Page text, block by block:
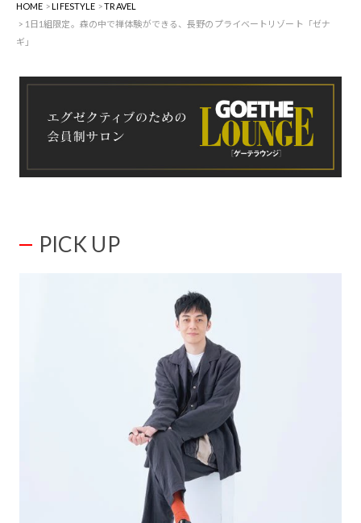
HOME LIFESTYLE
TRAVEL
1日1組限定。森の中で禅体験ができる、長野のプライベートリゾート「ゼナ
ギ」
PICK UP